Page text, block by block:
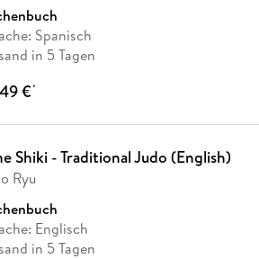
Spanisch
in 5 Tagen
€*
Shiki - Traditional Judo (English)
Ryu
Englisch
in 5 Tagen